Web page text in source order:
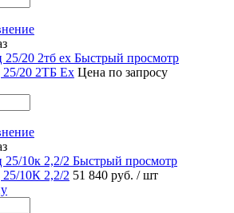
Быстрый просмотр
20 2ТБ Ex Цена по запросу
Быстрый просмотр
10К 2,2/2 51 840 руб. / шт